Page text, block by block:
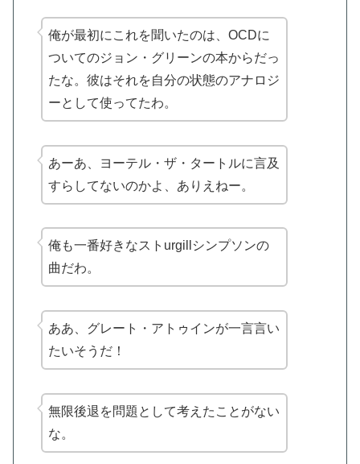
俺が最初にこれを聞いたのは、OCDに
ついてのジョン・グリーンの本からだっ
たな。彼はそれを自分の状態のアナロジ
ーとして使ってたわ。
あーあ、 ヨーテル・ザ・タートルに言及
すらしてないのかよ、ありえねー。
俺も一番好きなストurgillシンプソンの
曲だわ。
ああ、グレート・アトゥインが一言言い
たいそうだ！
無限後退を問題として考えたことがない
な。